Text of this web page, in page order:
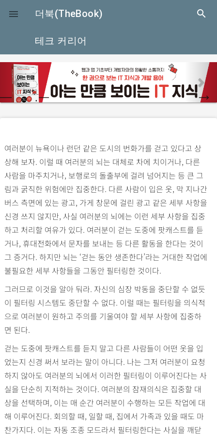
close
 더북(TheBook) search
테크 커리어
p
r
e
u
s
e
x
여러분이 뉴욕이나 런던 같은 도시의 번화가를 걷고 있다고 상
상해 보자. 이럴 때 여러분의 뇌는 대체로 차에 치이거나, 다른
사람을 마주치거나, 보행로의 돌출부에 걸려 넘어지는 등 큰 그
림과 굵직한 위험에만 집중한다. 다른 사람이 입은 옷, 막 지나간
버스 측면에 있는 광고, 가게 창문에 걸린 광고 같은 세부 사항을
신경 쓰지 않지만, 사실 여러분의 뇌에는 이런 세부 사항을 집중
하고 처리할 여유가 있다. 여러분이 걷는 도중에 팟캐스트를 듣
거나, 휴대전화에서 문자를 보내는 등 다른 활동을 한다는 것이
그 증거다. 하지만 뇌는 ‘걷는 동안 생존한다’라는 거대한 작업에
불필요한 세부 사항들을 그동안 필터링한 것이다.
그러므로 이것을 알아 둬라. 자신의 심장 박동을 중단할 수 없듯
이 필터링 시스템도 중단할 수 없다. 이럴 때는 필터링을 의식적
으로 여러분이 원하고 주의를 기울여야 할 세부 사항에 집중하
면 된다.
걷는 도중에 팟캐스트를 듣지 말고 다른 사람들이 어떤 옷을 입
었는지 신경 써서 보라는 말이 아니다. 나는 그저 여러분이 요청
하지 않아도 여러분의 뇌에서 이러한 필터링이 이루어진다는 사
실을 단순히 지적하는 것이다. 여러분의 잠재의식은 집중할 대
상을 선택하며, 이는 매 순간 여러분이 수행하는 모든 작업에 대
해 이루어진다. 회의할 때, 일할 때, 집에서 가족과 있을 때도 마
찬가지다. 이는 자동 조종 모드라서 필터링한다는 사실을 깨닫